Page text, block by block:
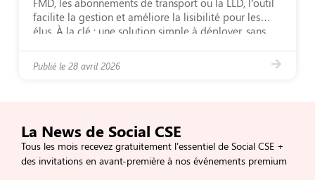
facilite la gestion et améliore la lisibilité pour les
élus. À la clé : une solution simple à déployer, sans
Publié le 28 avril 2026
La News de Social CSE
Tous les mois recevez gratuitement l’essentiel de Social CSE +
des invitations en avant-première à nos événements premium